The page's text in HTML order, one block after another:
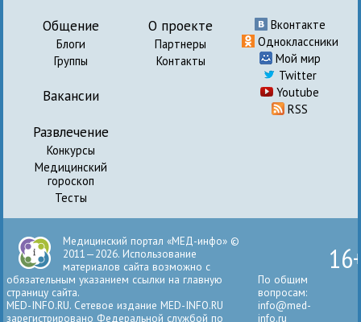
Общение
Блоги
Группы
Вакансии
Развлечение
Конкурсы
Медицинский
гороскоп
Тесты
О проекте
Партнеры
Контакты
Вконтакте
Одноклассники
Мой мир
Twitter
Youtube
RSS
Медицинский портал «МЕД-инфо» ©
2011—2026. Использование
материалов сайта возможно с
обязательным указанием ссылки на главную
страницу сайта.
MED-INFO.RU. Сетевое издание MED-INFO.RU
зарегистрировано Федеральной службой по
По общим
вопросам:
info@med-
info.ru